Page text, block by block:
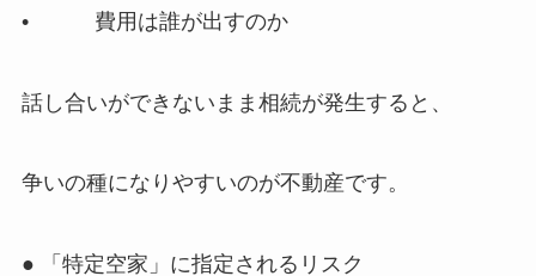
• 費用は誰が出すのか
話し合いができないまま相続が発生すると、
争いの種になりやすいのが不動産です。
● 「特定空家」に指定されるリスク